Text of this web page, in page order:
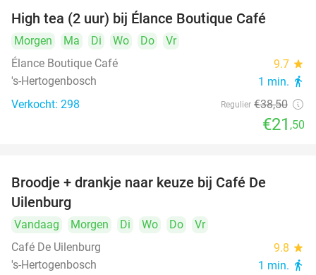
High tea (2 uur) bij Élance Boutique Café
Morgen Ma Di Wo Do
Vr
Élance Boutique Café
9.7 star
's-Hertogenbosch 1 min. directions_walk
Verkocht: 298 Regulier €38,50
€21 ,50
Broodje + drankje naar keuze bij Café De
Uilenburg
Vandaag Morgen Di Wo Do
Vr
Café De Uilenburg
9.8 star
's-Hertogenbosch 1 min. directions_walk